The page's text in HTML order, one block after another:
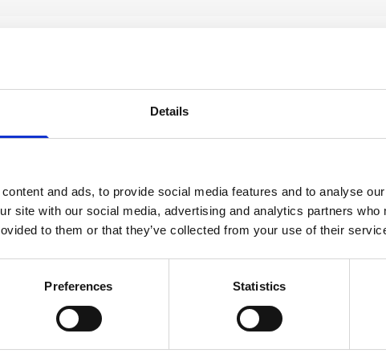
Details
and ads, to provide social media features and to analyse
site with our social media, advertising and analytics partners who
to them or that they’ve collected from your use of their
Preferences Statistics
VIKTIG Å VITE FØR BRUK
LEGE ELLER APOTEK
PRAKTISK INFORMASJON